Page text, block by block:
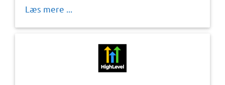
Læs mere ...